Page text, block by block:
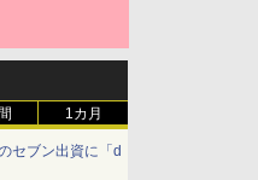
1カ月
セブン出資に「d